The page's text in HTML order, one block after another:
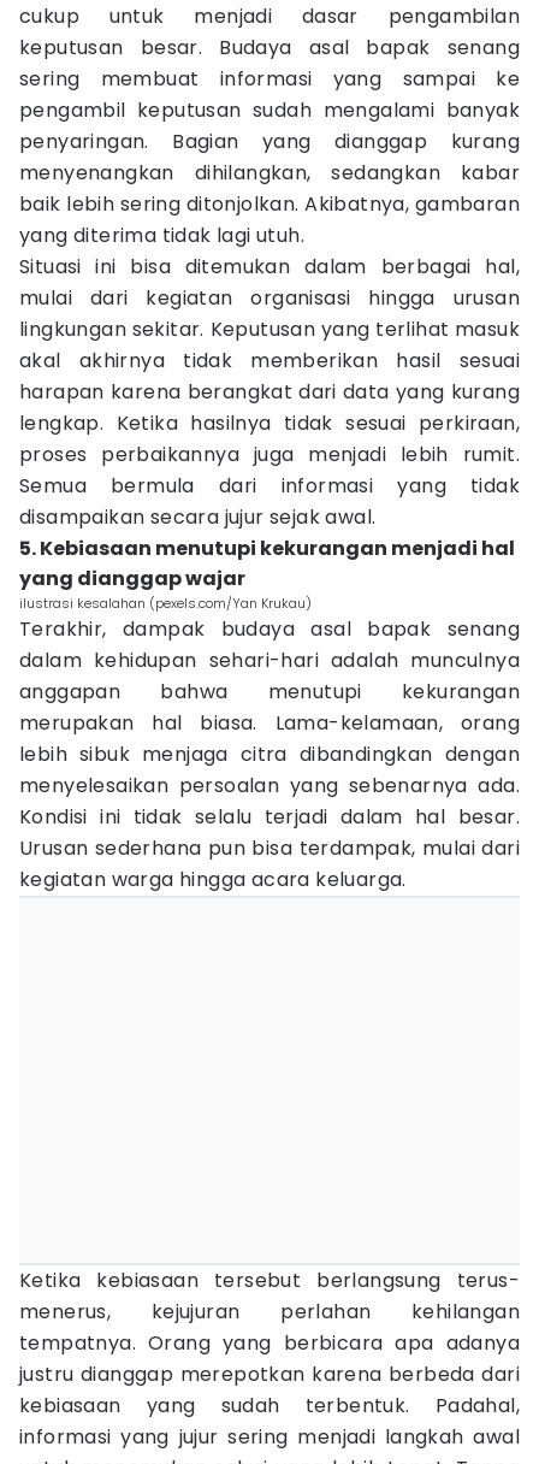
cukup untuk menjadi dasar pengambilan
keputusan besar. Budaya asal bapak senang
sering membuat informasi yang sampai ke
pengambil keputusan sudah mengalami banyak
penyaringan. Bagian yang dianggap kurang
menyenangkan dihilangkan, sedangkan kabar
baik lebih sering ditonjolkan. Akibatnya, gambaran
yang diterima tidak lagi utuh.
Situasi ini bisa ditemukan dalam berbagai hal,
mulai dari kegiatan organisasi hingga urusan
lingkungan sekitar. Keputusan yang terlihat masuk
akal akhirnya tidak memberikan hasil sesuai
harapan karena berangkat dari data yang kurang
lengkap. Ketika hasilnya tidak sesuai perkiraan,
proses perbaikannya juga menjadi lebih rumit.
Semua bermula dari informasi yang tidak
disampaikan secara jujur sejak awal.
5. Kebiasaan menutupi kekurangan menjadi hal
yang dianggap wajar
ilustrasi kesalahan (pexels.com/Yan Krukau)
Terakhir, dampak budaya asal bapak senang
dalam kehidupan sehari-hari adalah munculnya
anggapan bahwa menutupi kekurangan
merupakan hal biasa. Lama-kelamaan, orang
lebih sibuk menjaga citra dibandingkan dengan
menyelesaikan persoalan yang sebenarnya ada.
Kondisi ini tidak selalu terjadi dalam hal besar.
Urusan sederhana pun bisa terdampak, mulai dari
kegiatan warga hingga acara keluarga.
Ketika kebiasaan tersebut berlangsung terus-
menerus, kejujuran perlahan kehilangan
tempatnya. Orang yang berbicara apa adanya
justru dianggap merepotkan karena berbeda dari
kebiasaan yang sudah terbentuk. Padahal,
informasi yang jujur sering menjadi langkah awal